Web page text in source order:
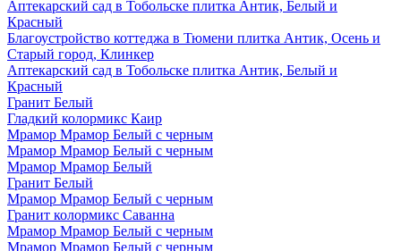
Аптекарский сад в Тобольске плитка Антик, Белый и
Красный
Благоустройство коттеджа в Тюмени плитка Антик, Осень и
Старый город, Клинкер
Аптекарский сад в Тобольске плитка Антик, Белый и
Красный
Гранит Белый
Гладкий колормикс Каир
Мрамор Мрамор Белый с черным
Мрамор Мрамор Белый с черным
Мрамор Мрамор Белый
Гранит Белый
Мрамор Мрамор Белый с черным
Гранит колормикс Саванна
Мрамор Мрамор Белый с черным
Мрамор Мрамор Белый с черным